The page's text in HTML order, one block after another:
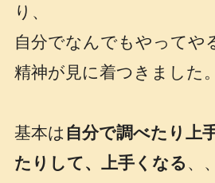
り、
自分でなんでもやってや
精神が見に着つきました。
基本は 自分で調べたり上
たりして、上手くなる 、